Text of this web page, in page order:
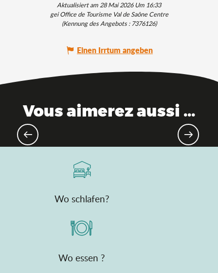
Aktualisiert am 28 Mai 2026 Um 16:33
gei Office de Tourisme Val de Saône Centre
(Kennung des Angebots :7376126)
Einen Irrtum angeben
Vous aimerez aussi ...
Wo schlafen?
Wo essen ?